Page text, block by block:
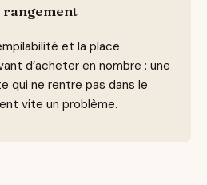
et la place
d’acheter en nombre : une
qui ne rentre pas dans le
vite un problème.